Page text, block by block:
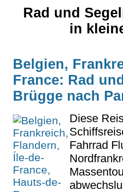
Rad und
in
Belgien,
France: Rad
Brügge nach
Diese
Fahrrad